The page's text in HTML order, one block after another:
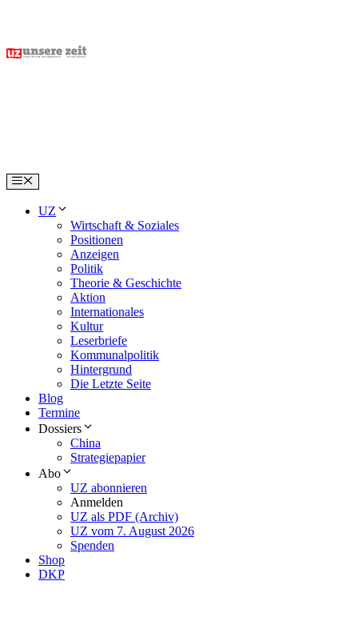
content
Menu
UZ
Wirtschaft & Soziales
Positionen
Anzeigen
Politik
Theorie & Geschichte
Aktion
Internationales
Kultur
Leserbriefe
Kommunalpolitik
Hintergrund
Die Letzte Seite
Blog
Termine
Dossiers
China
Strategiepapier
Abo
UZ abonnieren
Anmelden
UZ als PDF (Archiv)
UZ vom 7. August 2026
Spenden
Shop
DKP